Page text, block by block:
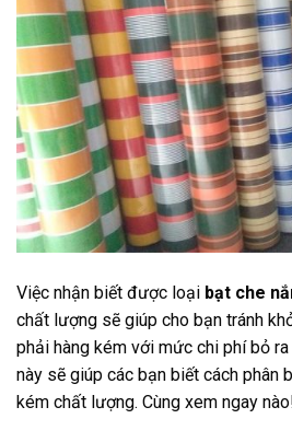
Việc nhận biết được loại bạt che
chất lượng sẽ giúp cho bạn tránh
phải hàng kém với mức chi phí bỏ
này sẽ giúp các bạn biết cách phân
kém chất lượng. Cùng xem ngay